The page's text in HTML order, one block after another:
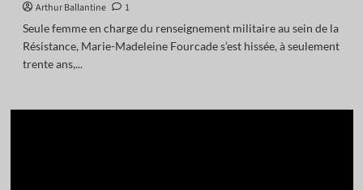
Arthur Ballantine
1
Seule femme en charge du renseignement militaire au sein de la
Résistance, Marie-Madeleine Fourcade s’est hissée, à seulement
trente ans,...